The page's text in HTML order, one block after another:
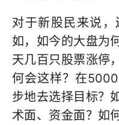
对于新股民来说
如，如今的大盘为
天几百只股票涨停
何会这样？在
步地去选择目标？
术面、资金面？如